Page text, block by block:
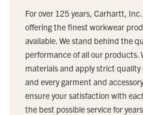
For over 125 years, Carhartt,
offering the finest workwear
available. We stand behind the
performance of all our products.
materials and apply strict
and every garment and
ensure your satisfaction with
the best possible service for